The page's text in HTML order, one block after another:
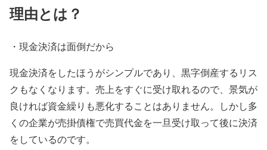
理由とは？
・現金決済は面倒だから
現金決済をしたほうがシンプルであり、黒字倒産するリス
クもなくなります。売上をすぐに受け取れるので、景気が
良ければ資金繰りも悪化することはありません。しかし多
くの企業が売掛債権で売買代金を一旦受け取って後に決済
をしているのです。